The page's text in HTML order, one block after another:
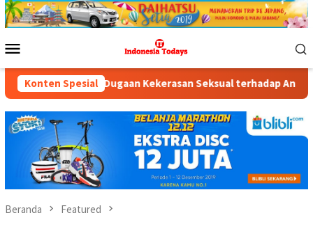
Loncat
ke
Mobile
Konten Spesial
Ungkap Dugaan Kekerasan Seksual terhadap Anak, Ayah
Beranda Featured